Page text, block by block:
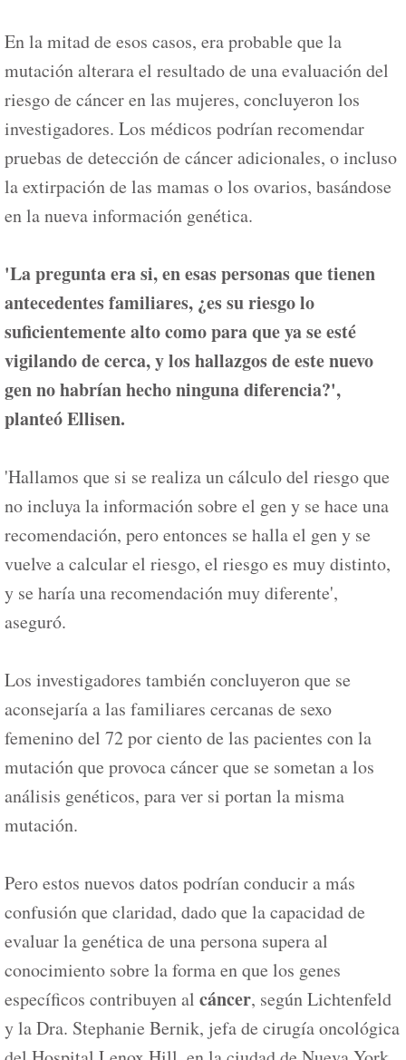
En la mitad de esos casos, era probable que la
mutación alterara el resultado de una evaluación del
riesgo de cáncer en las mujeres, concluyeron los
investigadores. Los médicos podrían recomendar
pruebas de detección de cáncer adicionales, o incluso
la extirpación de las mamas o los ovarios, basándose
en la nueva información genética.
'La pregunta era si, en esas personas que tienen
antecedentes familiares, ¿es su riesgo lo
suficientemente alto como para que ya se esté
vigilando de cerca, y los hallazgos de este nuevo
gen no habrían hecho ninguna diferencia?',
planteó Ellisen.
'Hallamos que si se realiza un cálculo del riesgo que
no incluya la información sobre el gen y se hace una
recomendación, pero entonces se halla el gen y se
vuelve a calcular el riesgo, el riesgo es muy distinto,
y se haría una recomendación muy diferente',
aseguró.
Los investigadores también concluyeron que se
aconsejaría a las familiares cercanas de sexo
femenino del 72 por ciento de las pacientes con la
mutación que provoca cáncer que se sometan a los
análisis genéticos, para ver si portan la misma
mutación.
Pero estos nuevos datos podrían conducir a más
confusión que claridad, dado que la capacidad de
evaluar la genética de una persona supera al
conocimiento sobre la forma en que los genes
específicos contribuyen al cáncer, según Lichtenfeld
y la Dra. Stephanie Bernik, jefa de cirugía oncológica